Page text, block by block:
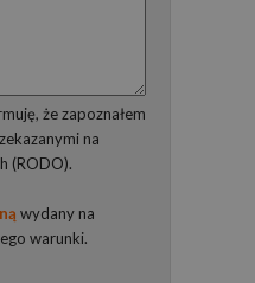
że zapoznałem
na
(RODO).
wydany na
warunki.